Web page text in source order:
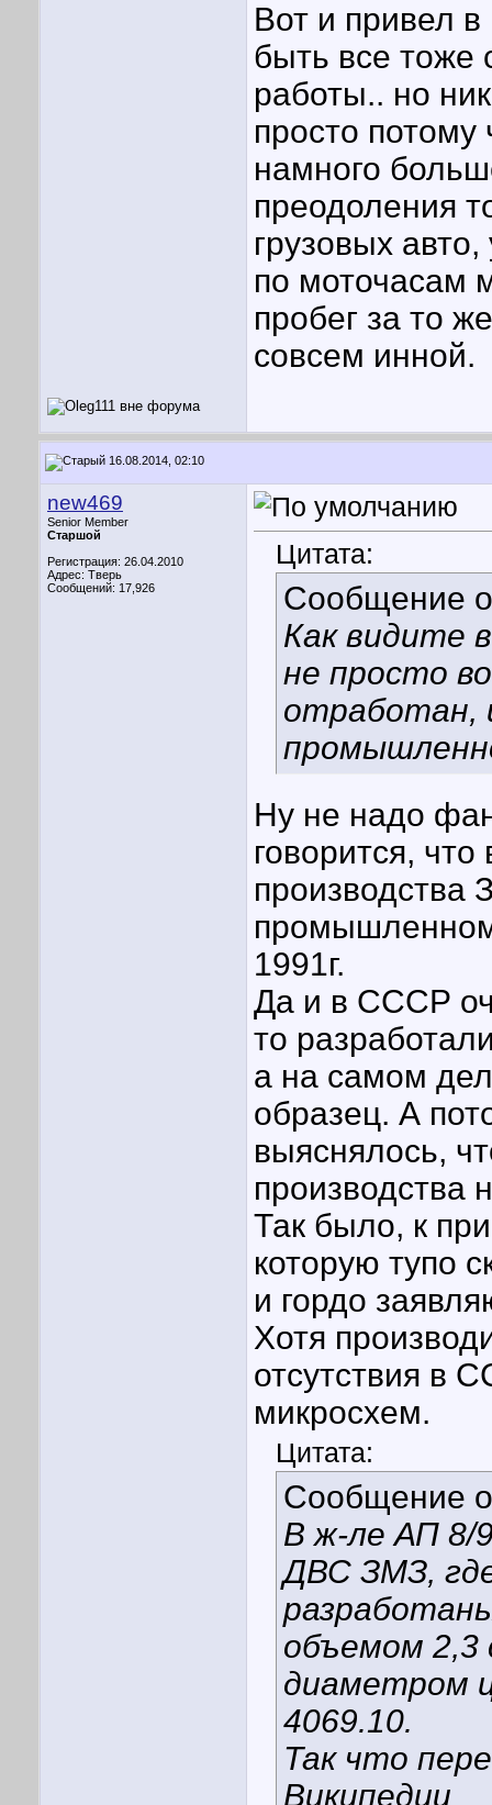
Вот и привел в
быть все тоже
работы.. но
просто потому
намного
преодоления
грузовых
по моточасам
пробег за то
совсем инной.
16.08.2014, 02:10
new469
Senior Member
Старшой
Регистрация: 26.04.2010
Адрес: Тверь
Сообщений: 17,926
Цитата:
Сообщение
Как видите
не просто
отработан,
Ну не надо
говорится,
производства
1991г.
Да и в СССР
то
а на самом
образец. А
выяснялось,
производства
Так было, к
которую тупо
и гордо
Хотя
отсутствия в
микросхем.
Цитата:
Сообщение
В ж-ле АП 8/
ДВС ЗМЗ,
объемом 2,3
диаметром
4069.10.
Так что
Википедии